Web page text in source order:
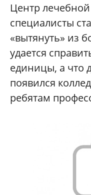
Центр
специалисты
«вытянуть» из
удается
единицы, а что
появился
ребятам